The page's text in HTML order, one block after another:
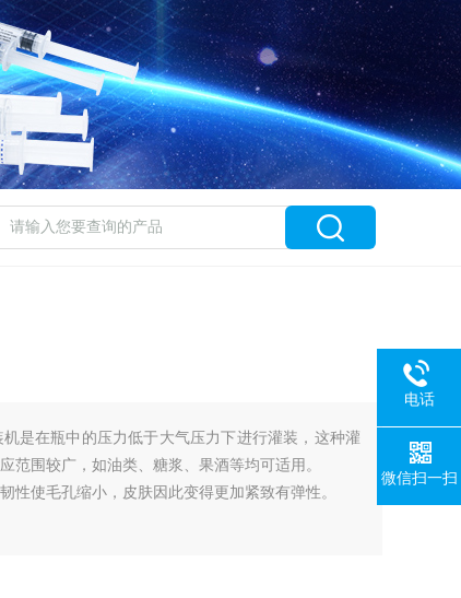
是在瓶中的压力低于大气压力下进行灌装，这种灌
范围较广，如油类、糖浆、果酒等均可适用。
性使毛孔缩小，皮肤因此变得更加紧致有弹性。
电话
微信扫一扫